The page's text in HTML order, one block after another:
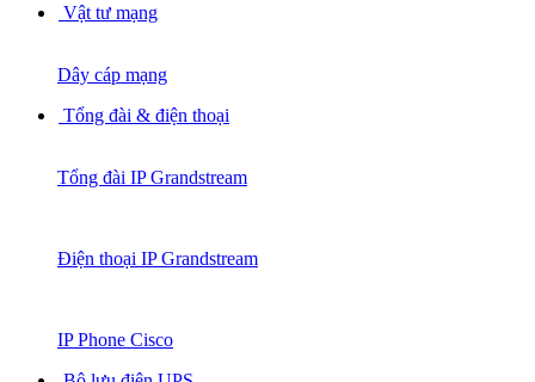
Vật tư mạng
Dây cáp mạng
Tổng đài & điện thoại
Tổng đài IP Grandstream
Điện thoại IP Grandstream
IP Phone Cisco